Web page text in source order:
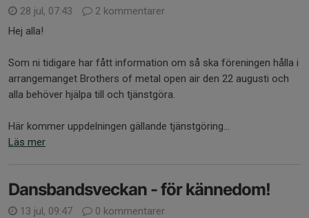
28 jul, 07:43
2 kommentarer
Hej alla!
Som ni tidigare har fått information om så ska föreningen hålla i
arrangemanget Brothers of metal open air den 22 augusti och
alla behöver hjälpa till och tjänstgöra.
Här kommer uppdelningen gällande tjänstgöring...
Läs mer
Dansbandsveckan - för kännedom!
13 jul, 09:47
0 kommentarer